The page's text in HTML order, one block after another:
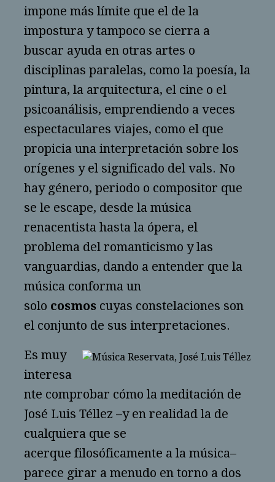
impone más límite que el de la
impostura y tampoco se cierra a
buscar ayuda en otras artes o
disciplinas paralelas, como la poesía, la
pintura, la arquitectura, el cine o el
psicoanálisis, emprendiendo a veces
espectaculares viajes, como el que
propicia una interpretación sobre los
orígenes y el significado del vals. No
hay género, periodo o compositor que
se le escape, desde la música
renacentista hasta la ópera, el
problema del romanticismo y las
vanguardias, dando a entender que la
música conforma un
solo cosmos cuyas constelaciones son
el conjunto de sus interpretaciones.
Es muy
interesa
nte comprobar cómo la meditación de
José Luis Téllez –y en realidad la de
cualquiera que se
acerque filosóficamente a la música–
parece girar a menudo en torno a dos